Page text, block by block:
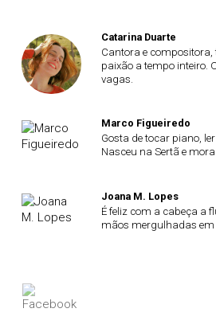
Catarina Duarte
Cantora e
paixão a tempo inteiro.
vagas.
Marco Figueiredo
Gosta de tocar piano, ler
Nasceu na Sertã e
Joana M. Lopes
É feliz com a cabeça a
mãos mergulhadas em